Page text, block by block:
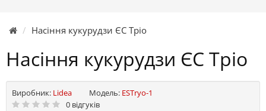
Насіння кукурудзи ЄС Тріо
Насіння кукурудзи ЄС Тріо
Виробник: Lidea Модель: ESTryo-1
0 відгуків